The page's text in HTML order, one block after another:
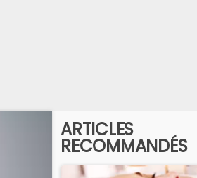
ARTICLES
RECOMMANDÉS